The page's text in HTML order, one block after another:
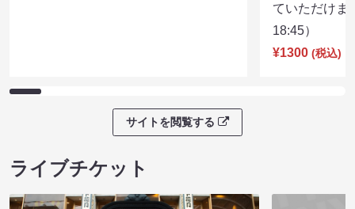
ていただけ
18:45）
¥1300 (税込)
サイトを閲覧する
ライブチケット